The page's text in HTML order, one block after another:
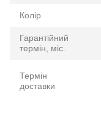
Колір
Гарантійний
термін, міс.
Термін
доставки